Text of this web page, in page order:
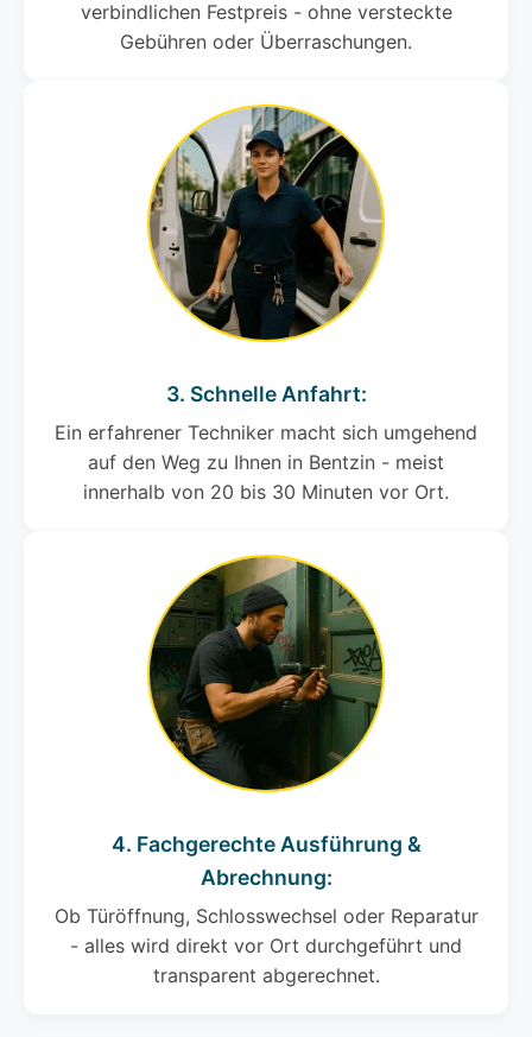
verbindlichen Festpreis - ohne versteckte
Gebühren oder Überraschungen.
3. Schnelle Anfahrt:
Ein erfahrener Techniker macht sich umgehend
auf den Weg zu Ihnen in Bentzin - meist
innerhalb von 20 bis 30 Minuten vor Ort.
4. Fachgerechte Ausführung &
Abrechnung:
Ob Türöffnung, Schlosswechsel oder Reparatur
- alles wird direkt vor Ort durchgeführt und
transparent abgerechnet.